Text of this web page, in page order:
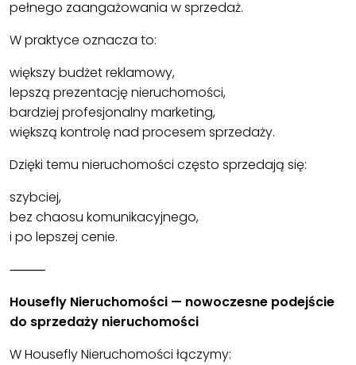
pełnego zaangażowania w sprzedaż.
W praktyce oznacza to:
większy budżet reklamowy,
lepszą prezentację nieruchomości,
bardziej profesjonalny marketing,
większą kontrolę nad procesem sprzedaży.
Dzięki temu nieruchomości często sprzedają się:
szybciej,
bez chaosu komunikacyjnego,
i po lepszej cenie.
⸻
Housefly Nieruchomości — nowoczesne podejście
do sprzedaży nieruchomości
W Housefly Nieruchomości łączymy: